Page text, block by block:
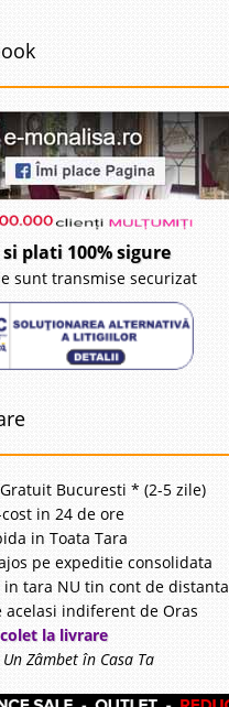
plati 100% sigure
sunt transmise securizat
Bucuresti * (2-5 zile)
in 24 de ore
in Toata Tara
pe expeditie consolidata
in tara NU tin cont de distanta
acelasi indiferent de Oras
la livrare
Un Zâmbet în Casa Ta